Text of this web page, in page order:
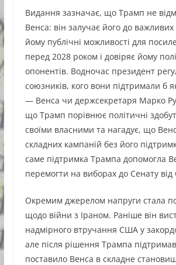
Видання зазначає, що Трамп не
Венса: він залучає його до
йому публічні можливості для
перед 2028 роком і довіряє йому
опонентів. Водночас президент
союзників, кого вони підтримали б
— Венса чи держсекретаря Марко
що Трамп порівнює політичні
своїми власними та нагадує, що
складних кампаній без його
саме підтримка Трампа допомогла
перемогти на виборах до Сенату від
Окремим джерелом напруги стала
щодо війни з Іраном. Раніше він
надмірного втручання США у
але після рішення Трампа підтримав
поставило Венса в складне